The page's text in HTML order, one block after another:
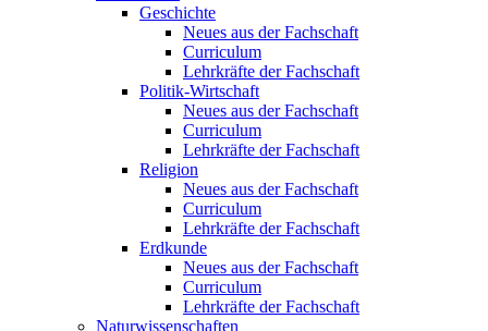
Geschichte
Neues aus der Fachschaft
Curriculum
Lehrkräfte der Fachschaft
Politik-Wirtschaft
Neues aus der Fachschaft
Curriculum
Lehrkräfte der Fachschaft
Religion
Neues aus der Fachschaft
Curriculum
Lehrkräfte der Fachschaft
Erdkunde
Neues aus der Fachschaft
Curriculum
Lehrkräfte der Fachschaft
Naturwissenschaften